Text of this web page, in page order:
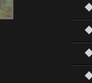
◆
◆
◆
◆